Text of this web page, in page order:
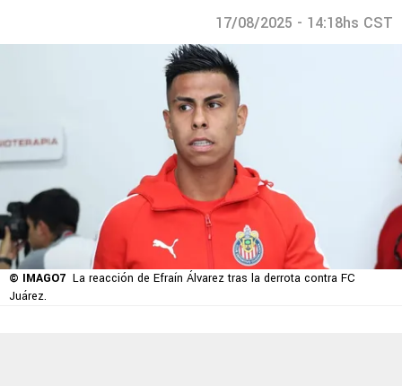
17/08/2025 - 14:18hs CST
© IMAGO7 La reacción de Efraín Álvarez tras la derrota contra FC
Juárez.